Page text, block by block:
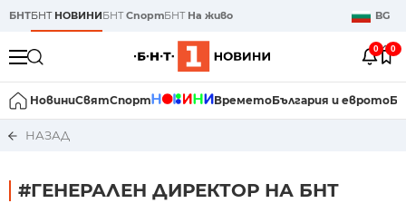
БНТБНТ НОВИНИБНТСпортБНТ На живо BG
0 0
НовиниСвятСпорт ВреметоБългария и еврото
НАЗАД
#ГЕНЕРАЛЕН ДИРЕКТОР НА БНТ